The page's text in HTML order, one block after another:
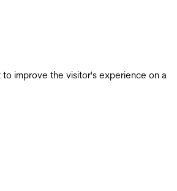
improve the visitor's experience on a